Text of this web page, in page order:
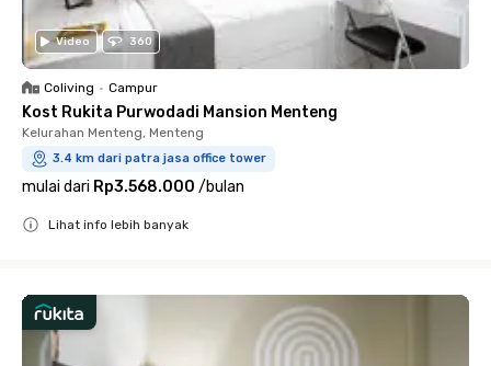
Video 360
Coliving • Campur
Kost Rukita Purwodadi Mansion Menteng
Kelurahan Menteng, Menteng
3.4 km dari patra jasa office tower
mulai dari Rp3.568.000 /bulan
Lihat info lebih banyak